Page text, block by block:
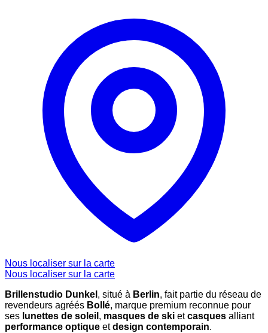
Nous localiser sur la carte
Nous localiser sur la carte
Brillenstudio Dunkel , situé à Berlin, fait partie du réseau de
revendeurs agréés Bollé, marque premium reconnue pour
ses lunettes de soleil , masques de ski etcasques alliant
performance optique etdesign contemporain.